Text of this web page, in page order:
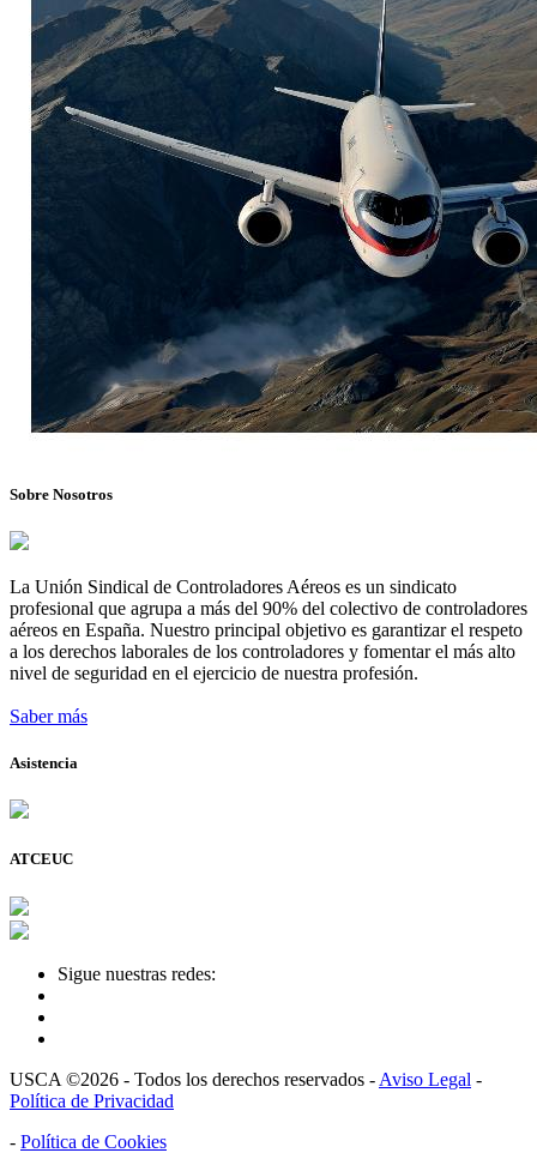
Sobre Nosotros
La Unión Sindical de Controladores Aéreos es un sindicato
profesional que agrupa a más del 90% del colectivo de controladores
aéreos en España. Nuestro principal objetivo es garantizar el respeto
a los derechos laborales de los controladores y fomentar el más alto
nivel de seguridad en el ejercicio de nuestra profesión.
Saber más
Asistencia
ATCEUC
Sigue nuestras redes:
USCA ©2026 - Todos los derechos reservados - Aviso Legal -
Política de Privacidad
- Política de Cookies